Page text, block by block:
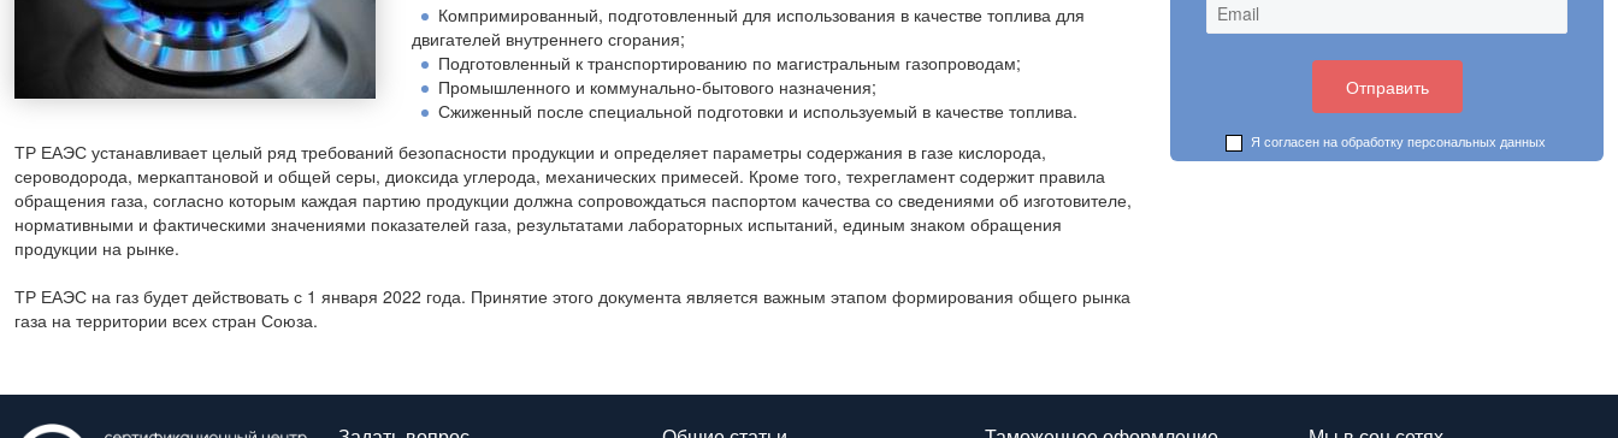
Компримированный, подготовленный для использования в качестве топлива для
двигателей внутреннего сгорания;
Подготовленный к транспортированию по магистральным газопроводам;
Промышленного и коммунально-бытового назначения;
Сжиженный после специальной подготовки и используемый в качестве топлива.
ТР ЕАЭС устанавливает целый ряд требований безопасности продукции и определяет параметры содержания в газе кислорода,
сероводорода, меркаптановой и общей серы, диоксида углерода, механических примесей. Кроме того, техрегламент содержит правила
обращения газа, согласно которым каждая партию продукции должна сопровождаться паспортом качества со сведениями об изготовителе,
нормативными и фактическими значениями показателей газа, результатами лабораторных испытаний, единым знаком обращения
продукции на рынке.
ТР ЕАЭС на газ будет действовать с 1 января 2022 года. Принятие этого документа является важным этапом формирования общего рынка
газа на территории всех стран Союза.
Я согласен на обработкуперсональных данных